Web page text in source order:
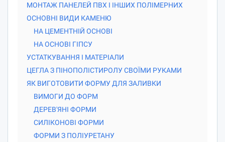
МОНТАЖ ПАНЕЛЕЙ ПВХ І ІНШИХ ПОЛІМЕРНИХ
ОСНОВНІ ВИДИ КАМЕНЮ
НА ЦЕМЕНТНІЙ ОСНОВІ
НА ОСНОВІ ГІПСУ
УСТАТКУВАННЯ І МАТЕРІАЛИ
ЦЕГЛА З ПІНОПОЛІСТИРОЛУ СВОЇМИ РУКАМИ
ЯК ВИГОТОВИТИ ФОРМУ ДЛЯ ЗАЛИВКИ
ВИМОГИ ДО ФОРМ
ДЕРЕВ'ЯНІ ФОРМИ
СИЛІКОНОВІ ФОРМИ
ФОРМИ З ПОЛІУРЕТАНУ